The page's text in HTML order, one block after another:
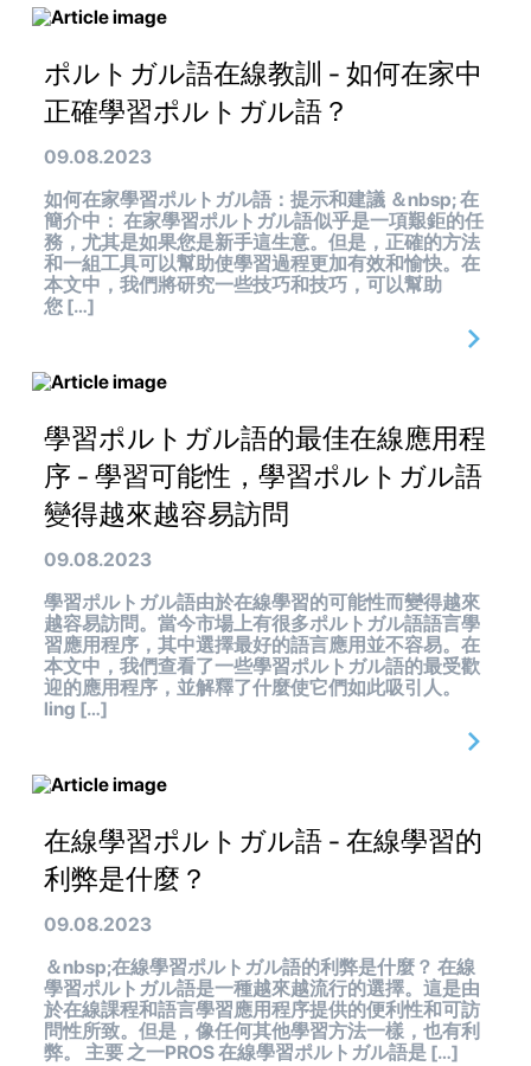
ポルトガル語在線教訓 - 如何在家中
正確學習ポルトガル語？
09.08.2023
如何在家學習ポルトガル語：提示和建議 ＆nbsp; 在
簡介中： 在家學習ポルトガル語似乎是一項艱鉅的任
務，尤其是如果您是新手這生意。但是，正確的方法
和一組工具可以幫助使學習過程更加有效和愉快。在
本文中，我們將研究一些技巧和技巧，可以幫助
您 […]
學習ポルトガル語的最佳在線應用程
序 - 學習可能性，學習ポルトガル語
變得越來越容易訪問
09.08.2023
學習ポルトガル語由於在線學習的可能性而變得越來
越容易訪問。當今市場上有很多ポルトガル語語言學
習應用程序，其中選擇最好的語言應用並不容易。在
本文中，我們查看了一些學習ポルトガル語的最受歡
迎的應用程序，並解釋了什麼使它們如此吸引人。
ling […]
在線學習ポルトガル語 - 在線學習的
利弊是什麼？
09.08.2023
＆nbsp;在線學習ポルトガル語的利弊是什麼？ 在線
學習ポルトガル語是一種越來越流行的選擇。這是由
於在線課程和語言學習應用程序提供的便利性和可訪
問性所致。但是，像任何其他學習方法一樣，也有利
弊。 主要 之一PROS 在線學習ポルトガル語是 […]